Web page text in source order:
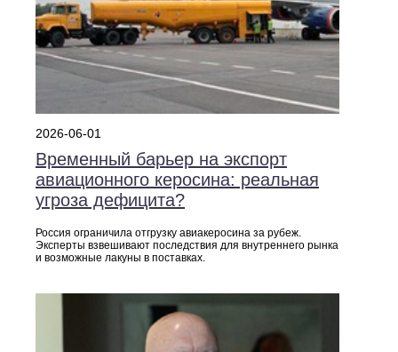
2026-06-01
Временный барьер на экспорт
авиационного керосина: реальная
угроза дефицита?
Россия ограничила отгрузку авиакеросина за рубеж.
Эксперты взвешивают последствия для внутреннего рынка
и возможные лакуны в поставках.